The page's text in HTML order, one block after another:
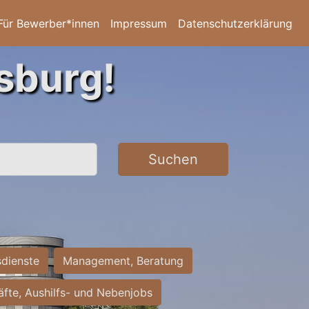
Bewerber*innen Impressum Datenschutzerklärung
Suchen
Management, Beratung
Aushilfs- und Nebenjobs